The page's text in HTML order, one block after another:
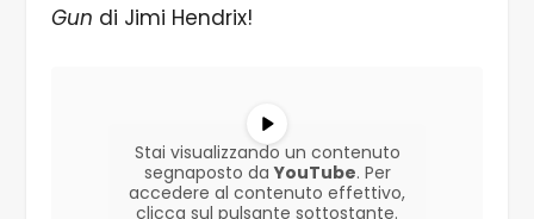
Gun di Jimi Hendrix!
Stai visualizzando un contenuto
segnaposto daYouTube. Per
accedere al contenuto effettivo,
clicca sul pulsante sottostante.